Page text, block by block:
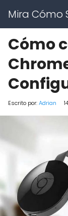
Mira Cómo
Cómo
Escrito por:Adrian